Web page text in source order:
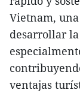
Vietnam,
desarrollar
ventajas